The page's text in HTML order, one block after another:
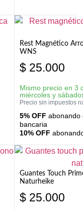
Rest Magnético
WNS
$ 25.000
Mismo precio en 3
miércoles y
Precio sin impuestos
5% OFF abonando
bancaria
10% OFF
Guantes Touch
Naturheike
$ 25.000